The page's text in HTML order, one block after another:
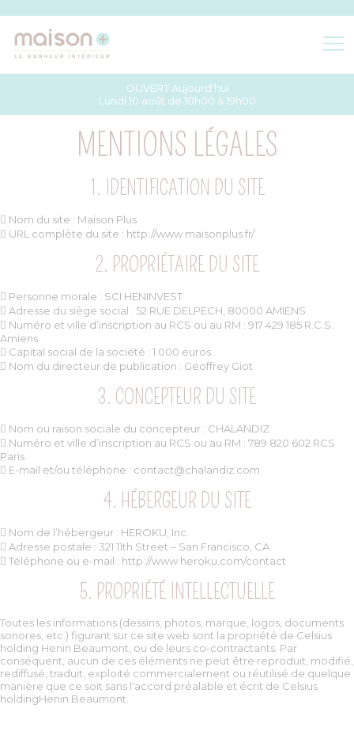
ACCÈS & HORAIRES
OUVERT Aujourd'hui
Lundi 10 août de 10h00 à 19h00
MENTIONS LÉGALES
1. IDENTIFICATION DU SITE
 Nom du site : Maison Plus
 URL complète du site : http://www.maisonplus.fr/
2. PROPRIÉTAIRE DU SITE
 Personne morale : SCI HENINVEST
 Adresse du siège social : 52 RUE DELPECH, 80000 AMIENS
 Numéro et ville d’inscription au RCS ou au RM : 917 429 185 R.C.S.
Amiens
 Capital social de la société : 1 000 euros
 Nom du directeur de publication : Geoffrey Giot
3. CONCEPTEUR DU SITE
 Nom ou raison sociale du concepteur : CHALANDIZ
 Numéro et ville d’inscription au RCS ou au RM : 789 820 602 RCS
Paris
 E-mail et/ou téléphone : contact@chalandiz.com
4. HÉBERGEUR DU SITE
 Nom de l’hébergeur : HEROKU, Inc.
 Adresse postale : 321 11th Street – San Francisco, CA
 Téléphone ou e-mail : http://www.heroku.com/contact
5. PROPRIÉTÉ INTELLECTUELLE
Toutes les informations (dessins, photos, marque, logos, documents
sonores, etc.) figurant sur ce site web sont la propriété de Celsius
holding Henin Beaumont, ou de leurs co-contractants. Par
conséquent, aucun de ces éléments ne peut être reproduit, modifié,
rediffusé, traduit, exploité commercialement ou réutilisé de quelque
manière que ce soit sans l'accord préalable et écrit de Celsius
holdingHenin Beaumont.